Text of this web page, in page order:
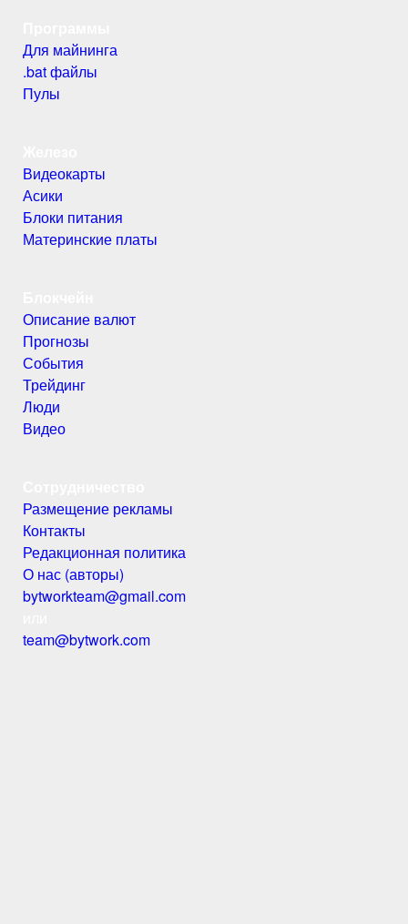
Для майнинга
.bat файлы
Пулы
Видеокарты
Асики
Блоки питания
Материнские платы
Описание валют
Прогнозы
События
Трейдинг
Люди
Видео
Размещение рекламы
Контакты
Редакционная политика
О нас (авторы)
bytworkteam@gmail.com
team@bytwork.com